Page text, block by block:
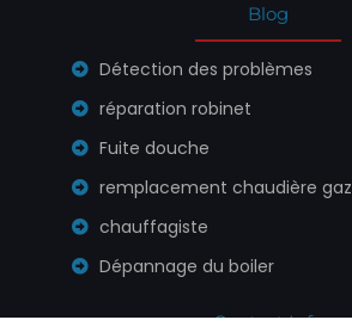
Blog
Détection des problèmes
réparation robinet
Fuite douche
remplacement chaudière gaz
chauffagiste
Dépannage du boiler